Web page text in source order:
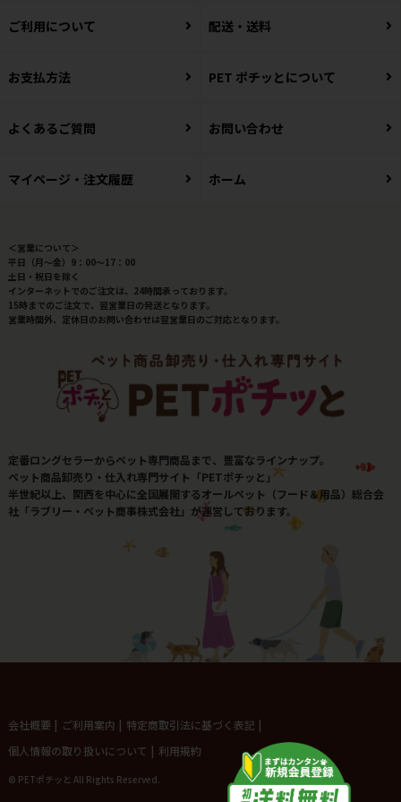
ご利用について 配送・送料
お支払方法 PET ポチッとについて
よくあるご質問 お問い合わせ
マイページ・注文履歴 ホーム
＜営業について＞
平日（月～金）9：00～17：00
土日・祝日を除く
インターネットでのご注文は、24時間承っております。
15時までのご注文で、翌営業日の発送となります。
営業時間外、定休日のお問い合わせは翌営業日のご対応となります。
定番ロングセラーからペット専門商品まで、豊富なラインナップ。
ペット商品卸売り・仕入れ専門サイト「PETポチッと」
半世紀以上、関西を中心に全国展開するオールペット（フード＆用品）総合会
社「ラブリー・ペット商事株式会社」が運営しております。
会社概要 | ご利用案内 | 特定商取引法に基づく表記 |
個人情報の取り扱いについて | 利用規約
© PETポチッと All Rights Reserved.